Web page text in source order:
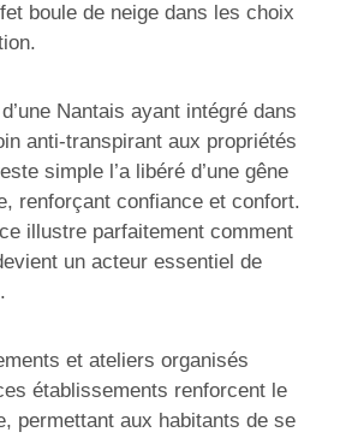
boule de neige dans les choix
Nantais ayant intégré dans
anti-transpirant aux propriétés
simple l’a libéré d’une gêne
renforçant confiance et confort.
illustre parfaitement comment
un acteur essentiel de
et ateliers organisés
établissements renforcent le
permettant aux habitants de se